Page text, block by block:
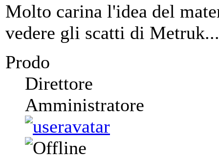
Molto carina l'idea del
vedere gli scatti di Metruk...
Prodo
Direttore
Amministratore